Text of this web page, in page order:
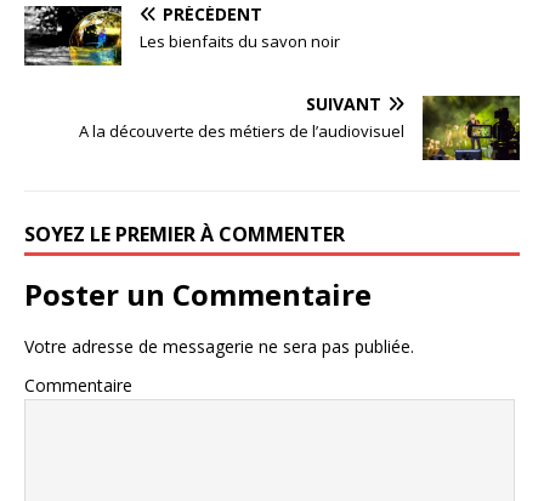
PRÉCÉDENT
Les bienfaits du savon noir
SUIVANT
A la découverte des métiers de l’audiovisuel
SOYEZ LE PREMIER À COMMENTER
Poster un Commentaire
Votre adresse de messagerie ne sera pas publiée.
Commentaire